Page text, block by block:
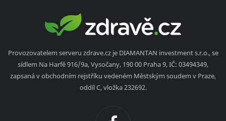
Provozovatelem serveru zdrave.cz je DIAMANTAN investment s.r.o., se
sídlem Na Harfě 916/9a, Vysočany, 190 00 Praha 9, IČ: 03494349,
zapsaná v obchodním rejstříku vedeném Městským soudem v Praze,
oddíl C, vložka 232692.